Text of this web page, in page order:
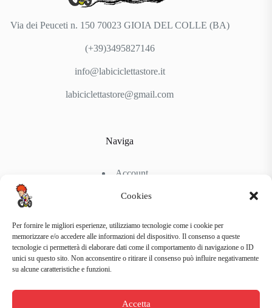
Cookies
Per fornire le migliori esperienze, utilizziamo tecnologie come i cookie per
memorizzare e/o accedere alle informazioni del dispositivo. Il consenso a queste
tecnologie ci permetterà di elaborare dati come il comportamento di navigazione o ID
unici su questo sito. Non acconsentire o ritirare il consenso può influire negativamente
su alcune caratteristiche e funzioni.
Accetta
Via dei Peuceti n. 150 70023 GIOIA DEL COLLE (BA)
(+39)3495827146
info@labiciclettastore.it
labiciclettastore@gmail.com
Naviga
Account
Chi Siamo
Link Utili